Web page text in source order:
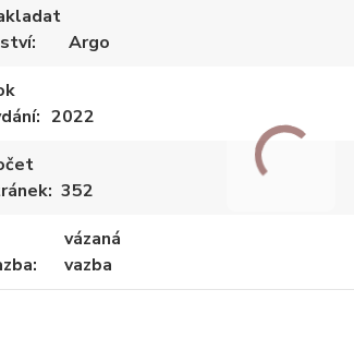
Argo
2022
352
vázaná
vazba